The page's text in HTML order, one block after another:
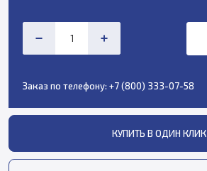
Заказ по телефону: +7 (800) 333-07-58
КУПИТЬ В ОДИН КЛИК